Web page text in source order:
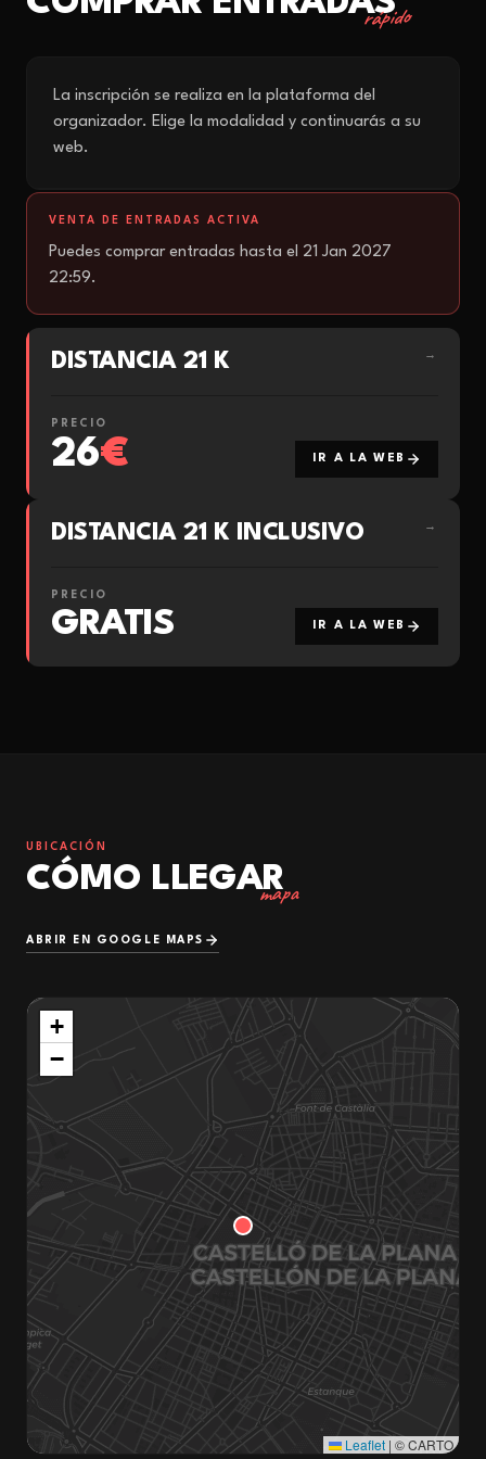
rápido
La inscripción se realiza en la plataforma del
organizador. Elige la modalidad y continuarás a su
web.
VENTA DE ENTRADAS ACTIVA
Puedes comprar entradas hasta el 21 Jan 2027
22:59.
DISTANCIA 21 K →
PRECIO
26€ IR A LA WEB
DISTANCIA 21 K INCLUSIVO →
PRECIO
GRATIS IR A LA WEB
UBICACIÓN
CÓMO LLEGAR
mapa
ABRIR EN GOOGLE MAPS
+
−
Leaflet | © CARTO